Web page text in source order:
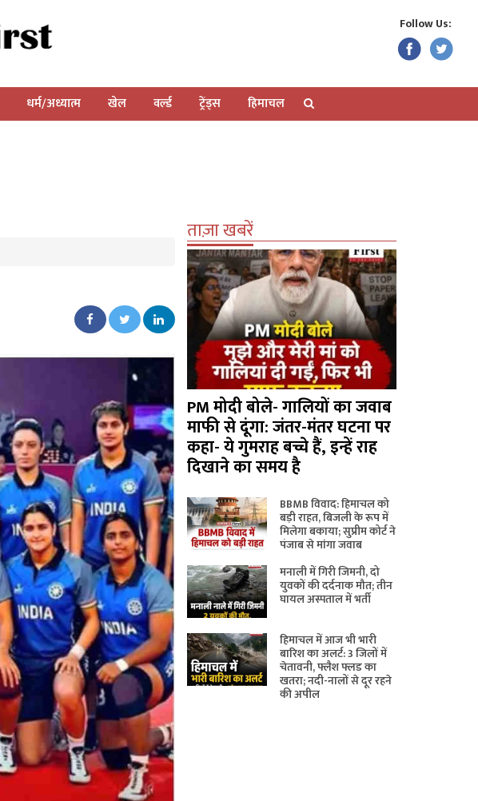
Follow Us:
धर्म/अध्यात्म खेल वर्ल्ड ट्रेंड्स हिमाचल
ताज़ा खबरें
PM मोदी बोले- गालियों का जवाब
माफी से दूंगा: जंतर-मंतर घटना पर
कहा- ये गुमराह बच्चे हैं, इन्हें राह
दिखाने का समय है
BBMB विवाद: हिमाचल को
बड़ी राहत, बिजली के रूप में
मिलेगा बकाया; सुप्रीम कोर्ट ने
पंजाब से मांगा जवाब
मनाली में गिरी जिमनी, दो
युवकों की दर्दनाक मौत; तीन
घायल अस्पताल में भर्ती
हिमाचल में आज भी भारी
बारिश का अलर्ट: 3 जिलों में
चेतावनी, फ्लैश फ्लड का
खतरा; नदी-नालों से दूर रहने
की अपील